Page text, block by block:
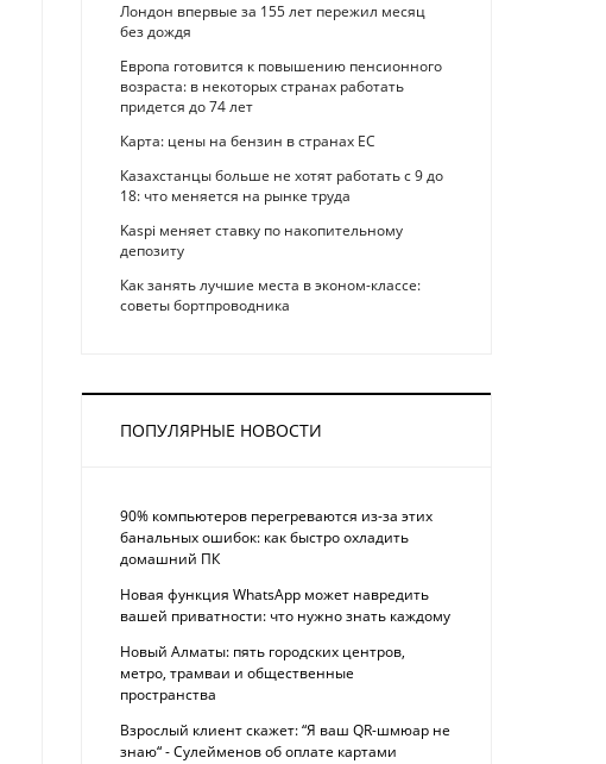
Лондон впервые за 155 лет пережил месяц
без дождя
Европа готовится к повышению пенсионного
возраста: в некоторых странах работать
придется до 74 лет
Карта: цены на бензин в странах ЕС
Казахстанцы больше не хотят работать с 9 до
18: что меняется на рынке труда
Kaspi меняет ставку по накопительному
депозиту
Как занять лучшие места в эконом-классе:
советы бортпроводника
ПОПУЛЯРНЫЕ НОВОСТИ
90% компьютеров перегреваются из-за этих
банальных ошибок: как быстро охладить
домашний ПК
Новая функция WhatsApp может навредить
вашей приватности: что нужно знать каждому
Новый Алматы: пять городских центров,
метро, трамваи и общественные
пространства
Взрослый клиент скажет: “Я ваш QR-шмюар не
знаю“ - Сулейменов об оплате картами